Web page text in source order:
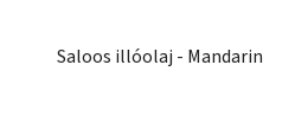
Saloos illóolaj - Mandarin